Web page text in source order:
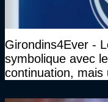
Girondins4Ever -
symbolique avec
continuation, mais